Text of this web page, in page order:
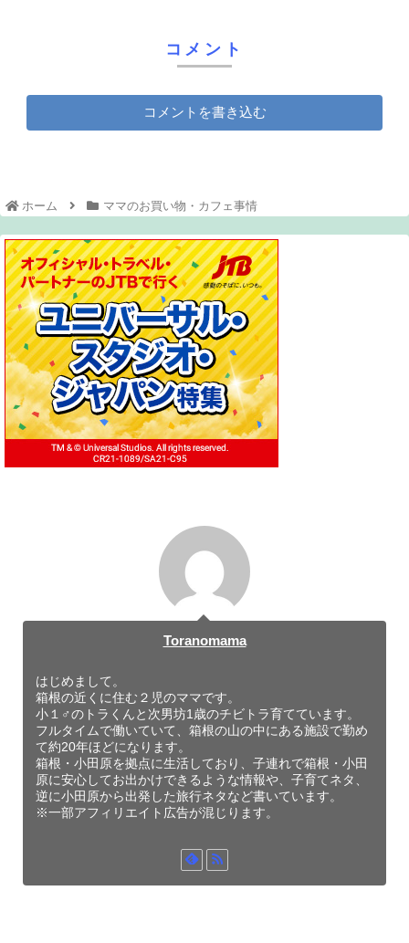
コメント
コメントを書き込む
ホーム ママのお買い物・カフェ事情
Toranomama
はじめまして。
箱根の近くに住む２児のママです。
小１♂のトラくんと次男坊1歳のチビトラ育てています。
フルタイムで働いていて、箱根の山の中にある施設で勤め
て約20年ほどになります。
箱根・小田原を拠点に生活しており、子連れで箱根・小田
原に安心してお出かけできるような情報や、子育てネタ、
逆に小田原から出発した旅行ネタなど書いています。
※一部アフィリエイト広告が混じります。